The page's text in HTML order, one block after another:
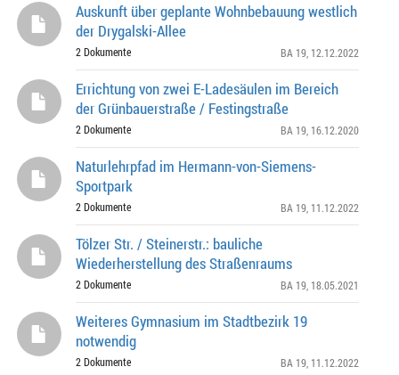
Auskunft über geplante Wohnbebauung westlich
der Drygalski-Allee
2 Dokumente BA 19 , 12.12.2022
Errichtung von zwei E-Ladesäulen im Bereich
der Grünbauerstraße / Festingstraße
2 Dokumente BA 19 , 16.12.2020
Naturlehrpfad im Hermann-von-Siemens-
Sportpark
2 Dokumente BA 19 , 11.12.2022
Tölzer Str. / Steinerstr.: bauliche
Wiederherstellung des Straßenraums
2 Dokumente BA 19 , 18.05.2021
Weiteres Gymnasium im Stadtbezirk 19
notwendig
2 Dokumente BA 19 , 11.12.2022